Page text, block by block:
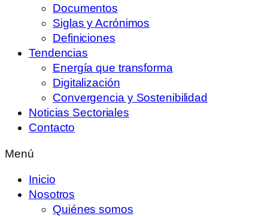
Documentos
Siglas y Acrónimos
Definiciones
Tendencias
Energía que transforma
Digitalización
Convergencia y Sostenibilidad
Noticias Sectoriales
Contacto
Menú
Inicio
Nosotros
Quiénes somos